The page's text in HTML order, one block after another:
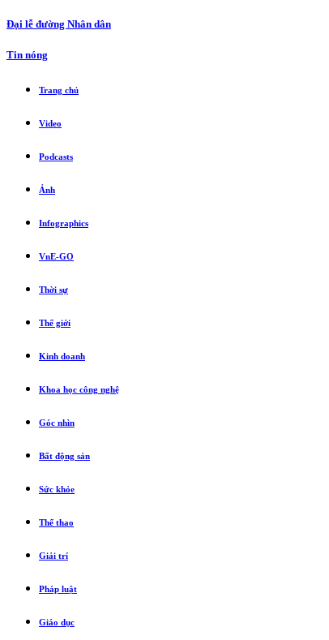
Đại lễ đường Nhân dân
Tin nóng
Trang chủ
Video
Podcasts
Ảnh
Infographics
VnE-GO
Thời sự
Thế giới
Kinh doanh
Khoa học công nghệ
Góc nhìn
Bất động sản
Sức khỏe
Thể thao
Giải trí
Pháp luật
Giáo dục